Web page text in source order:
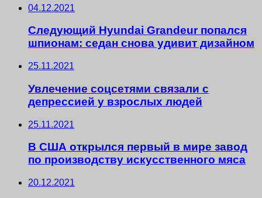
04.12.2021
Следующий Hyundai Grandeur попался
шпионам: седан снова удивит дизайном
25.11.2021
Увлечение соцсетями связали с
депрессией у взрослых людей
25.11.2021
В США открылся первый в мире завод
по производству искусственного мяса
20.12.2021